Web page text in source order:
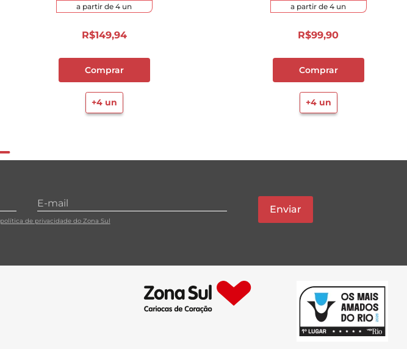
a partir de4 un
R$149,94
Comprar
+4un
a partir de4 un
R$99,90
Comprar
+4un
política de privacidade do Zona Sul
Enviar